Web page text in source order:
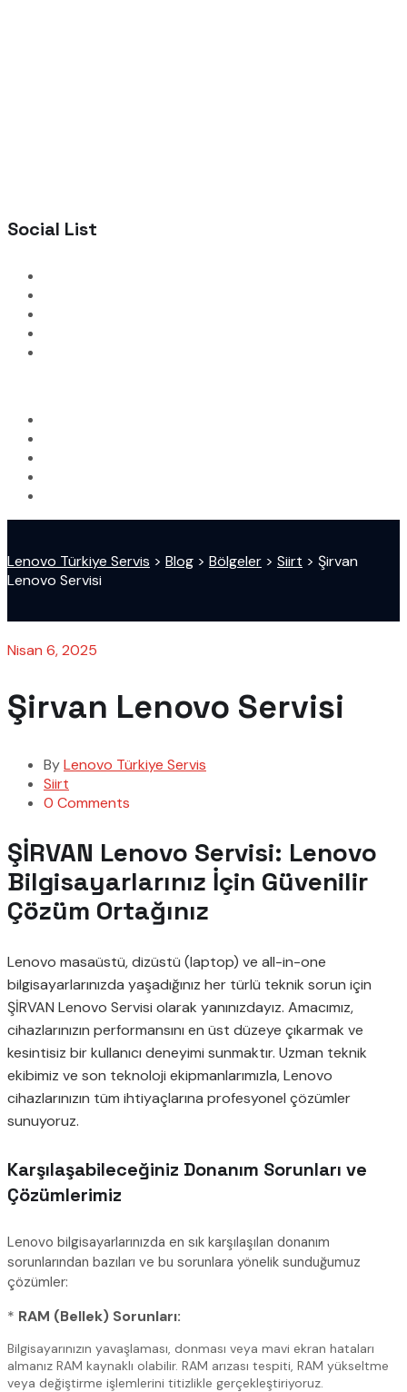
Social List
Lenovo Türkiye Servis > Blog > Bölgeler > Siirt > Şirvan
Lenovo Servisi
Nisan 6, 2025
Şirvan Lenovo Servisi
ByLenovo Türkiye Servis
Siirt
0 Comments
ŞİRVAN Lenovo Servisi: Lenovo
Bilgisayarlarınız İçin Güvenilir
Çözüm Ortağınız
Lenovo masaüstü, dizüstü (laptop) ve all-in-one
bilgisayarlarınızda yaşadığınız her türlü teknik sorun için
ŞİRVAN Lenovo Servisi olarak yanınızdayız. Amacımız,
cihazlarınızın performansını en üst düzeye çıkarmak ve
kesintisiz bir kullanıcı deneyimi sunmaktır. Uzman teknik
ekibimiz ve son teknoloji ekipmanlarımızla, Lenovo
cihazlarınızın tüm ihtiyaçlarına profesyonel çözümler
sunuyoruz.
Karşılaşabileceğiniz Donanım Sorunları ve
Çözümlerimiz
Lenovo bilgisayarlarınızda en sık karşılaşılan donanım
sorunlarından bazıları ve bu sorunlara yönelik sunduğumuz
çözümler:
* RAM (Bellek) Sorunları:
Bilgisayarınızın yavaşlaması, donması veya mavi ekran hataları
almanız RAM kaynaklı olabilir. RAM arızası tespiti, RAM yükseltme
veya değiştirme işlemlerini titizlikle gerçekleştiriyoruz.